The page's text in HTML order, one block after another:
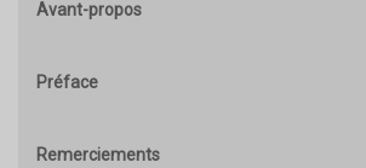
Avant-propos
Préface
Remerciements